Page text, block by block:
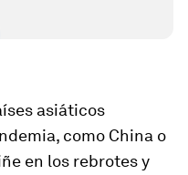
asiáticos
como China o
en los rebrotes y